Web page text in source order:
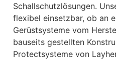
Schallschutzlösungen.
flexibel einsetzbar, ob an
Gerüstsysteme vom
bauseits gestellten
Protectsysteme von